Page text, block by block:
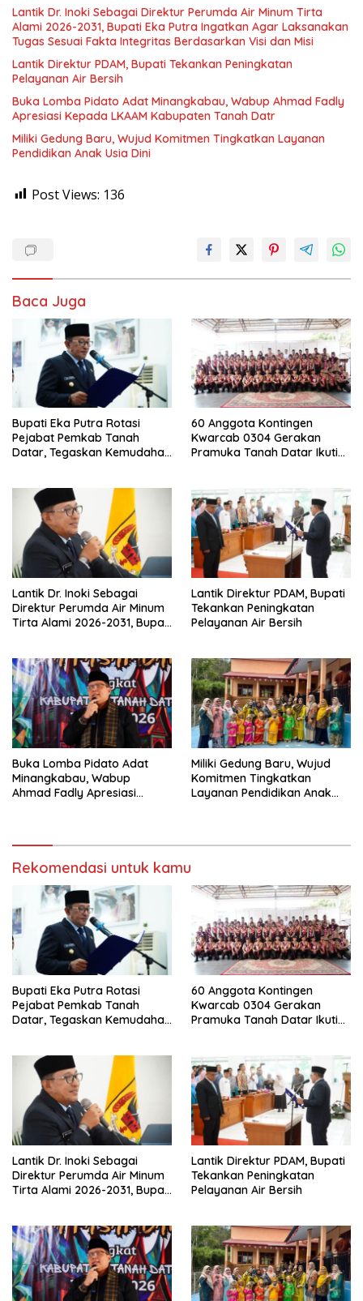
Lantik Dr. Inoki Sebagai Direktur Perumda Air Minum Tirta
Alami 2026-2031, Bupati Eka Putra Ingatkan Agar Laksanakan
Tugas Sesuai Fakta Integritas Berdasarkan Visi dan Misi
Lantik Direktur PDAM, Bupati Tekankan Peningkatan
Pelayanan Air Bersih
Buka Lomba Pidato Adat Minangkabau, Wabup Ahmad Fadly
Apresiasi Kepada LKAAM Kabupaten Tanah Datr
Miliki Gedung Baru, Wujud Komitmen Tingkatkan Layanan
Pendidikan Anak Usia Dini
Post Views: 136
Baca Juga
Bupati Eka Putra Rotasi
Pejabat Pemkab Tanah
Datar, Tegaskan Kemudahan
60 Anggota Kontingen
Kwarcab 0304 Gerakan
Pramuka Tanah Datar Ikuti
Lantik Dr. Inoki Sebagai
Direktur Perumda Air Minum
Tirta Alami 2026-2031, Bupati
Fakta Integritas Berdasarkan
Visi dan Misi
Lantik Direktur PDAM, Bupati
Tekankan Peningkatan
Pelayanan Air Bersih
Buka Lomba Pidato Adat
Minangkabau, Wabup
Ahmad Fadly Apresiasi
Miliki Gedung Baru, Wujud
Komitmen Tingkatkan
Layanan Pendidikan Anak
Rekomendasi untuk kamu
Bupati Eka Putra Rotasi
Pejabat Pemkab Tanah
Datar, Tegaskan Kemudahan
60 Anggota Kontingen
Kwarcab 0304 Gerakan
Pramuka Tanah Datar Ikuti
Lantik Dr. Inoki Sebagai
Direktur Perumda Air Minum
Tirta Alami 2026-2031, Bupati
Fakta Integritas Berdasarkan
Visi dan Misi
Lantik Direktur PDAM, Bupati
Tekankan Peningkatan
Pelayanan Air Bersih